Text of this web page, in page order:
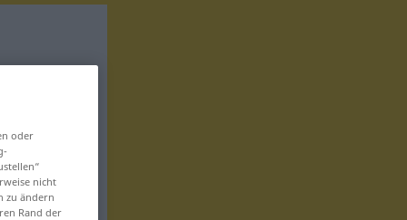
oder
nicht
zu ändern
Rand der